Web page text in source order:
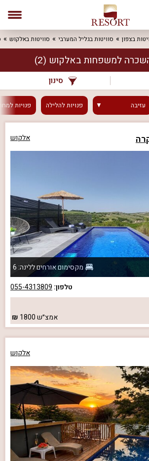
בצפון סוויטות בגליל המערבי סוויטות באלקוש
למשפחות באלקוש (2)
סינון
עזיבה פנויותלהלילה פנויות
אלקוש
מקסימום אורחים ללינה: 6
טלפון: 055-4313809
אמצ״ש1800
אלקוש